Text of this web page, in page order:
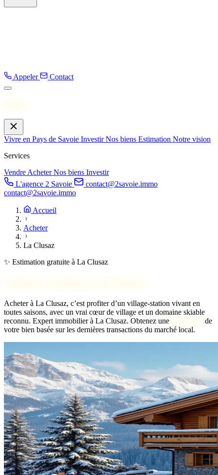
Appeler Contact
Vivre en Pays de Savoie InvestirNos biens Estimation Notre vision
Services
VendreAcheterNos biens Investir
L'agence 2 Savoie
contact@2savoie.immo
contact@2savoie.immo
Accueil
Acheter
La Clusaz
✨ Estimation gratuite à La Clusaz
Acheter à La Clusaz, c’est profiter d’un village-station vivant en
toutes saisons, avec un vrai cœur de village et un domaine skiable
reconnu. Expert immobilier à La Clusaz. Obtenez une
de
votre bien basée sur les dernières transactions du marché local.